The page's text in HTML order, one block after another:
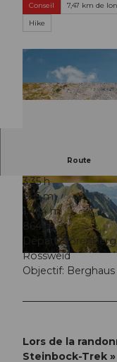
Conseil 7,47 km de
Hike
© Saskia Dugon, UNESCO
© Saskia Dugon, UNESCO
Route
3:35 h
865 m
1.464 m
864 m
Départ:
Rossweid
Objectif: Berghaus
Lors de la
Steinbock-Trek